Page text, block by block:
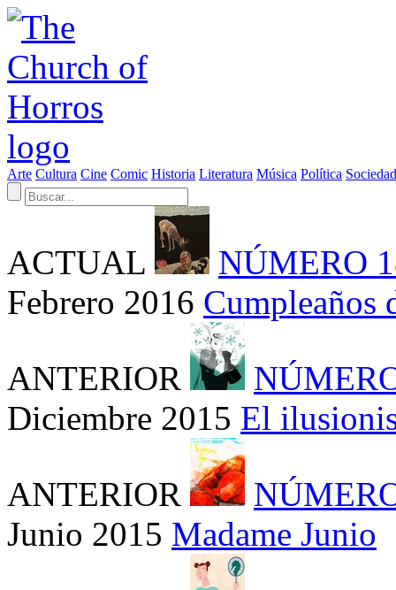
Arte Cultura Cine Comic Historia Literatura Música Política Sociedad
ACTUAL
NÚMERO
Febrero 2016 Cumpleaños
ANTERIOR
Diciembre 2015 El
ANTERIOR
Junio 2015 Madame Junio